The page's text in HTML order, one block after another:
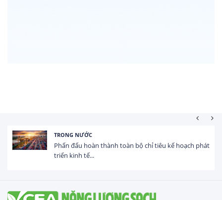
TRONG NƯỚC
Phấn đấu hoàn thành toàn bộ chỉ tiêu kế hoạch phát
triển kinh tế...